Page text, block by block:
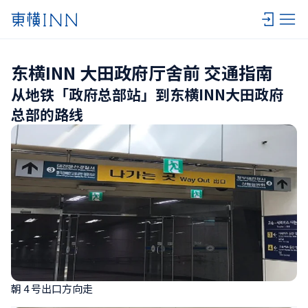
东横INN 大田政府厅舍前 交通指南
从地铁「政府总部站」到东横INN大田政府
总部的路线
朝 4 号出口方向走